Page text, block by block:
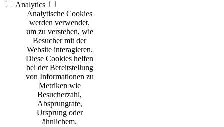
Analytics
Analytische Cookies
werden verwendet,
um zu verstehen, wie
Besucher mit der
Website interagieren.
Diese Cookies helfen
bei der Bereitstellung
von Informationen zu
Metriken wie
Besucherzahl,
Absprungrate,
Ursprung oder
ähnlichem.